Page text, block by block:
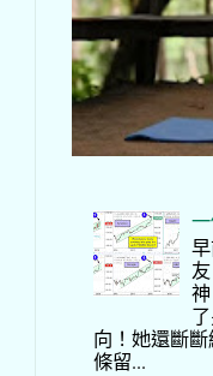
向！她還斷
條留...